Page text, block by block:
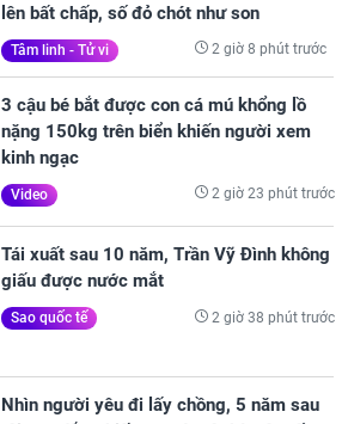
lên bất chấp, số đỏ chót như son
Tâm linh - Tử vi 2 giờ 8 phút trước
3 cậu bé bắt được con cá mú khổng lồ
nặng 150kg trên biển khiến người xem
kinh ngạc
Video 2 giờ 23 phút trước
Tái xuất sau 10 năm, Trần Vỹ Đình không
giấu được nước mắt
Sao quốc tế 2 giờ 38 phút trước
Nhìn người yêu đi lấy chồng, 5 năm sau